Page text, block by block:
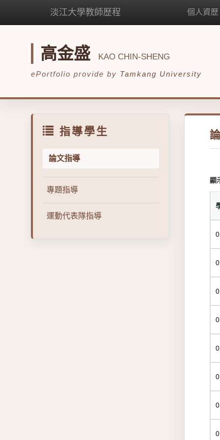
淡江大學教師歷程 個人資歷
高金盛 KAO CHIN-SHENG
ePortfolio provide by Tamkang University
指導學生
論文指導
專題指導
運動代表隊指導
顯